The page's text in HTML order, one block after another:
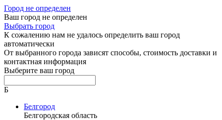
Город не определен
Ваш город не определен
Выбрать город
К сожалению нам не удалось определить ваш город
автоматически
От выбранного города зависят способы, стоимость доставки и
контактная информация
Выберите ваш город
Б
Белгород
Белгородская область